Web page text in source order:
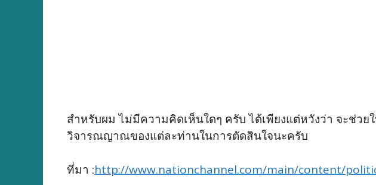
สำหรับผม ไม่มีความคิดเห็นใดๆ ครับ ได้เพียงแต่หวังว่า จะช่
วิจารณญาณของแต่ละท่านในการตัดสินใจนะครับ
ที่มา :http://www.nationchannel.com/main/content/